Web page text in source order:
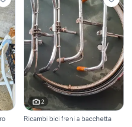
2
Ricambi bici freni a bacchetta